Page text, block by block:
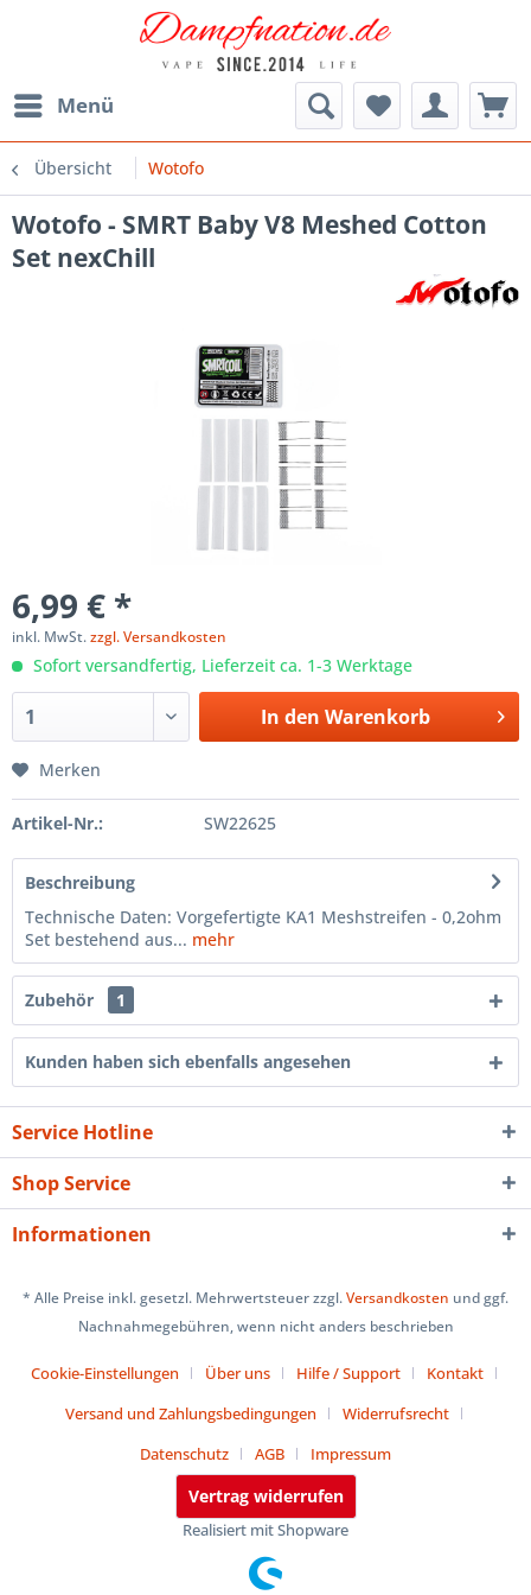
Menü
Übersicht Wotofo
Wotofo - SMRT Baby V8 Meshed Cotton
Set nexChill
6,99 € *
inkl. MwSt.zzgl. Versandkosten
Sofort versandfertig, Lieferzeit ca. 1-3 Werktage
In den Warenkorb
Merken
Artikel-Nr.: SW22625
Beschreibung
Technische Daten: Vorgefertigte KA1 Meshstreifen - 0,2ohm
Set bestehend aus... mehr
Zubehör 1
Kunden haben sich ebenfalls angesehen
Service Hotline
Shop Service
Informationen
* Alle Preise inkl. gesetzl. Mehrwertsteuer zzgl.Versandkosten und ggf.
Nachnahmegebühren, wenn nicht anders beschrieben
Cookie-Einstellungen Über uns Hilfe / Support
Kontakt
Versand und Zahlungsbedingungen
Widerrufsrecht
Datenschutz
AGB Impressum
Vertrag widerrufen
Realisiert mit Shopware